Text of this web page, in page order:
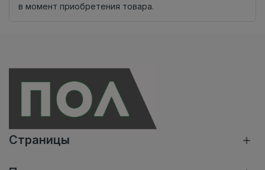
в момент приобретения товара.
Страницы